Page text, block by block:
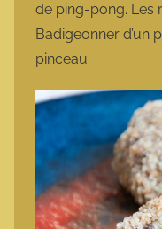
de ping-pong. Les
Badigeonner d’un
pinceau.